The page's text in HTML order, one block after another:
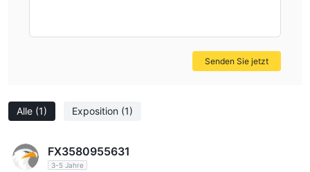
Alle (1) Exposition (1)
FX3580955631
3-5 Jahre
Senden Sie jetzt